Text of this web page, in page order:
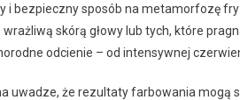
i bezpieczny sposób na metamorfozę
skórą głowy lub tych, które
odcienie – od intensywnej
uwadze, że rezultaty farbowania mogą